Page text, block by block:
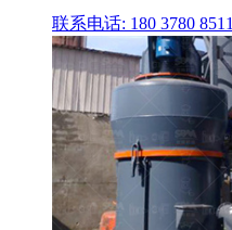
联系电话: 180 3780 8511